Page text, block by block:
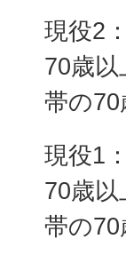
現役2
70歳
帯の
現役1
70歳
帯の